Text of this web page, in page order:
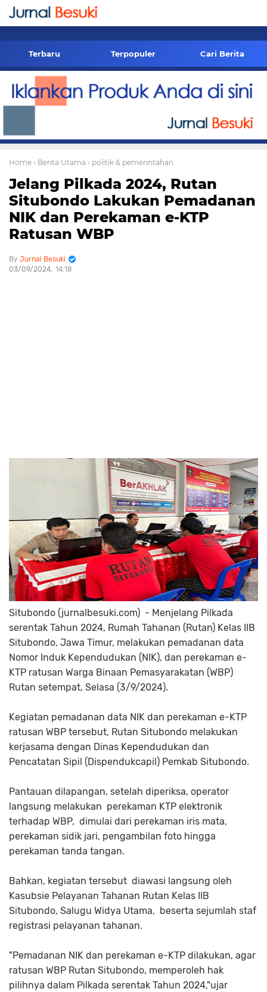
-->
Terbaru Terpopuler Cari Berita
Home › Berita Utama › politik & pemerintahan
Jelang Pilkada 2024, Rutan
Situbondo Lakukan Pemadanan
NIK dan Perekaman e-KTP
Ratusan WBP
Jurnal Besuki
03/09/2024 14:18
Situbondo (jurnalbesuki.com) - Menjelang Pilkada
serentak Tahun 2024, Rumah Tahanan (Rutan) Kelas IIB
Situbondo, Jawa Timur, melakukan pemadanan data
Nomor Induk Kependudukan (NIK), dan perekaman e-
KTP ratusan Warga Binaan Pemasyarakatan (WBP)
Rutan setempat, Selasa (3/9/2024).
Kegiatan pemadanan data NIK dan perekaman e-KTP
ratusan WBP tersebut, Rutan Situbondo melakukan
kerjasama dengan Dinas Kependudukan dan
Pencatatan Sipil (Dispendukcapil) Pemkab Situbondo.
Pantauan dilapangan, setelah diperiksa, operator
langsung melakukan perekaman KTP elektronik
terhadap WBP, dimulai dari perekaman iris mata,
perekaman sidik jari, pengambilan foto hingga
perekaman tanda tangan.
Bahkan, kegiatan tersebut diawasi langsung oleh
Kasubsie Pelayanan Tahanan Rutan Kelas IIB
Situbondo, Salugu Widya Utama, beserta sejumlah staf
registrasi pelayanan tahanan.
"Pemadanan NIK dan perekaman e-KTP dilakukan, agar
ratusan WBP Rutan Situbondo, memperoleh hak
pilihnya dalam Pilkada serentak Tahun 2024,"ujar